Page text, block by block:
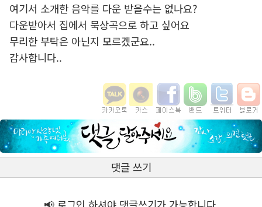
여기서 소개한 음악를 다운 받을수는 없나요?
다운받아서 집에서 묵상곡으로 하고 싶어요
무리한 부탁은 아닌지 모르겠군요..
감사합니다..
댓글 쓰기